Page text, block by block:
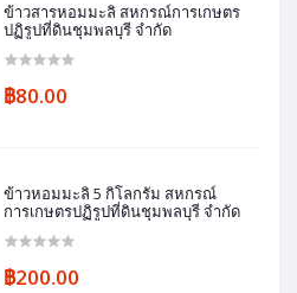
ข้าวสารหอมมะลิ สหกรณ์การเกษตร
ปฏิรูปที่ดินชุมพลบุรี จำกัด
฿80.00
ข้าวหอมมะลิ 5 กิโลกรัม สหกรณ์
การเกษตรปฏิรูปที่ดินชุมพลบุรี จำกัด
฿200.00